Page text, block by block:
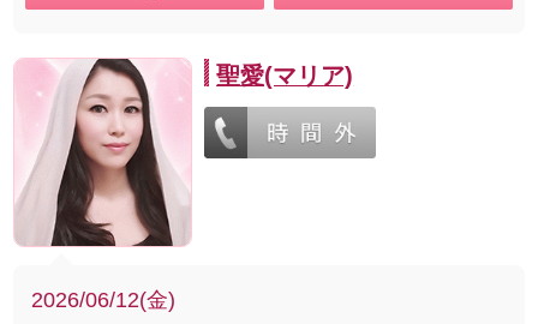
聖愛(マリア)
2026/06/12(金)